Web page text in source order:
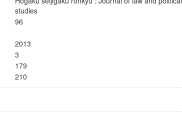
studies
96
2013
3
179
210